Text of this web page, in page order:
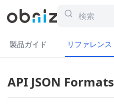
製品ガイド リファレンス
API JSON Formats